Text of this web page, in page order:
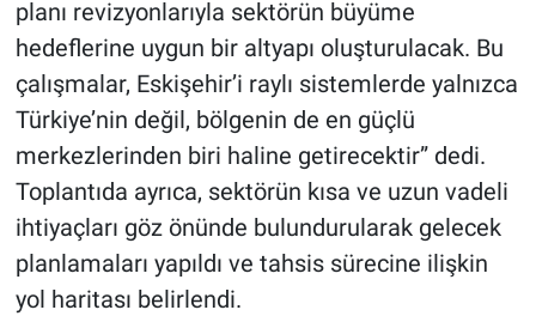
planı revizyonlarıyla sektörün büyüme
hedeflerine uygun bir altyapı oluşturulacak. Bu
çalışmalar, Eskişehir’i raylı sistemlerde yalnızca
Türkiye’nin değil, bölgenin de en güçlü
merkezlerinden biri haline getirecektir” dedi.
Toplantıda ayrıca, sektörün kısa ve uzun vadeli
ihtiyaçları göz önünde bulundurularak gelecek
planlamaları yapıldı ve tahsis sürecine ilişkin
yol haritası belirlendi.